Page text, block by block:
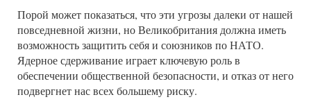
Порой может показаться, что эти угрозы далеки от нашей
повседневной жизни, но Великобритания должна иметь
возможность защитить себя и союзников по НАТО.
Ядерное сдерживание играет ключевую роль в
обеспечении общественной безопасности, и отказ от него
подвергнет нас всех большему риску.